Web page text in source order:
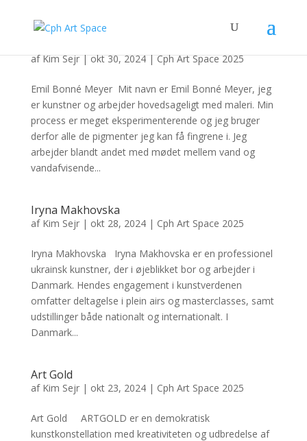
afKim Sejr|okt 30, 2024|Cph Art Space 2025
Emil Bonné Meyer Mit navn er Emil Bonné Meyer, jeg
er kunstner og arbejder hovedsageligt med maleri. Min
process er meget eksperimenterende og jeg bruger
derfor alle de pigmenter jeg kan få fingrene i. Jeg
arbejder blandt andet med mødet mellem vand og
vandafvisende...
Iryna Makhovska
af Kim Sejr| okt 28, 2024| Cph Art Space 2025
Iryna Makhovska Iryna Makhovska er en professionel
ukrainsk kunstner, der i øjeblikket bor og arbejder i
Danmark. Hendes engagement i kunstverdenen
omfatter deltagelse i plein airs og masterclasses, samt
udstillinger både nationalt og internationalt. I
Danmark...
Art Gold
af Kim Sejr| okt 23, 2024| Cph Art Space 2025
Art Gold ARTGOLD er en demokratisk
kunstkonstellation med kreativiteten og udbredelse af